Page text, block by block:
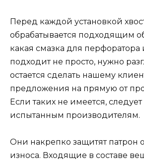
Перед каждой установкой
обрабатывается подходящим
какая смазка для перфоратора
подходит не просто, нужно
остается сделать нашему
предложения на прямую от
Если таких не имеется,
испытанным производителям.
Они накрепко защитят патрон
износа. Входящие в составе